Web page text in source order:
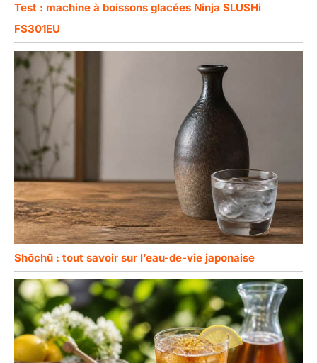
Test : machine à boissons glacées Ninja SLUSHi
FS301EU
Shōchū : tout savoir sur l’eau-de-vie japonaise